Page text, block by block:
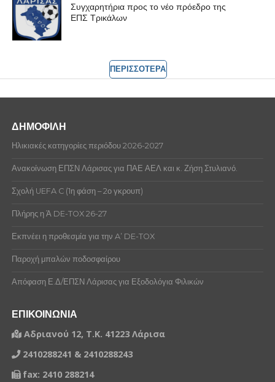
Συγχαρητήρια προς το νέο πρόεδρο της
ΕΠΣ Τρικάλων
ΠΕΡΙΣΣΟΤΕΡΑ
ΔΗΜΟΦΙΛΗ
Ηλικιακές κατηγορίες περιόδου 2026-2027
Ανακοίνωση ΕΠΣΝ Λάρισας για ΠΑΕ ΑΕΛ και κ. Ζήση Στυλιανό.
Σχολή UEFA C (1η φάση – 2ο γκρουπ)
Πλήρης η Ά DE-TOX 26-27
Εκπνέει η προθεσμία για την A’ DE-TOX
Παροχή μπαλών ποδοσφαίρου
Απόφαση Ε.Δ/ΕΠΣΝ Λάρισας για Εξοδολόγια Φιλικών
ΕΠΙΚΟΙΝΩΝΙΑ
Αδριανού 12, Τ.Κ. 41223 Λάρισα
2410288241 & 2410288243
fax: 2410 288214